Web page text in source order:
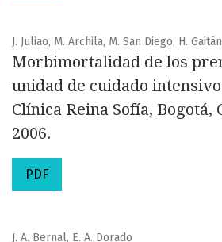
J. Juliao, M. Archila, M. San Diego, H. Gaitán
Morbimortalidad de los
unidad de cuidado
Clínica Reina Sofía, Bogotá,
2006.
PDF
J. A. Bernal, E. A. Dorado